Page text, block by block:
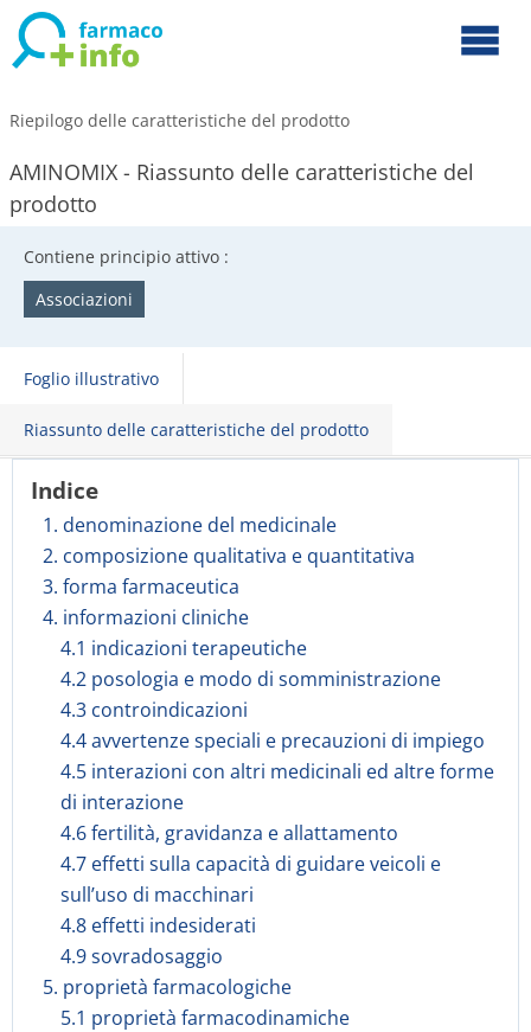
Riepilogo delle caratteristiche del prodotto
AMINOMIX - Riassunto delle caratteristiche del
prodotto
Contiene principio attivo :
Associazioni
Foglio illustrativo
Riassunto delle caratteristiche del prodotto
Indice
1. denominazione del medicinale
2. composizione qualitativa e quantitativa
3. forma farmaceutica
4. informazioni cliniche
4.1 indicazioni terapeutiche
4.2 posologia e modo di somministrazione
4.3 controindicazioni
4.4 avvertenze speciali e precauzioni di impiego
4.5 interazioni con altri medicinali ed altre forme
di interazione
4.6 fertilità, gravidanza e allattamento
4.7 effetti sulla capacità di guidare veicoli e
sull’uso di macchinari
4.8 effetti indesiderati
4.9 sovradosaggio
5. proprietà farmacologiche
5.1 proprietà farmacodinamiche